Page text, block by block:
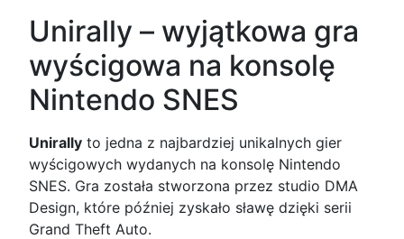
Unirally – wyjątkowa gra
wyścigowa na konsolę
Nintendo SNES
Unirally to jedna z najbardziej unikalnych gier
wyścigowych wydanych na konsolę Nintendo
SNES. Gra została stworzona przez studio DMA
Design, które później zyskało sławę dzięki serii
Grand Theft Auto.